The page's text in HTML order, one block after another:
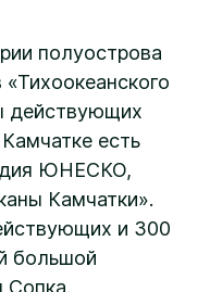
полуострова
действующих
есть
ЮНЕСКО,
Камчатки».
и 300
большой
Сопка.